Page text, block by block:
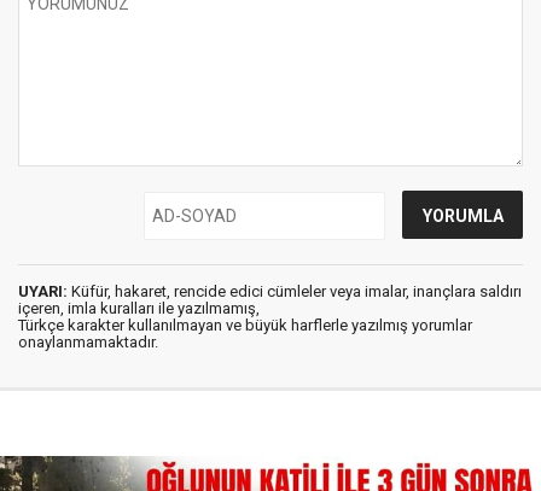
UYARI: Küfür, hakaret, rencide edici cümleler veya imalar, inançlara saldırı
içeren, imla kuralları ile yazılmamış,
Türkçe karakter kullanılmayan ve büyük harflerle yazılmış yorumlar
onaylanmamaktadır.